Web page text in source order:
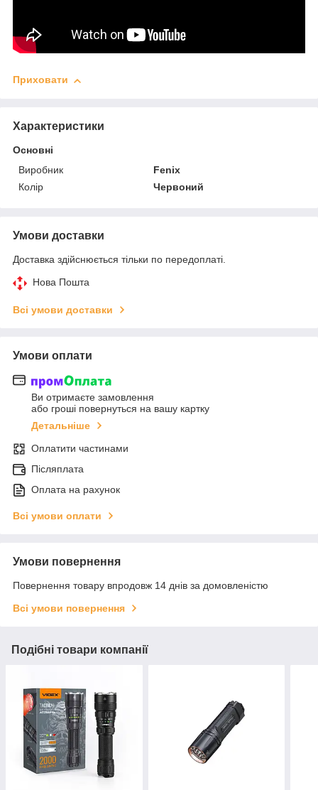
Приховати
Характеристики
Основні
Виробник
Fenix
Колір
Червоний
Умови доставки
Доставка здійснюється тільки по передоплаті.
Нова Пошта
Всі умови доставки
Умови оплати
Ви отримаєте замовлення
або гроші повернуться на вашу картку
Детальніше
Оплатити частинами
Післяплата
Оплата на рахунок
Всі умови оплати
Умови повернення
Повернення товару впродовж 14 днів за домовленістю
Всі умови повернення
Подібні товари компанії